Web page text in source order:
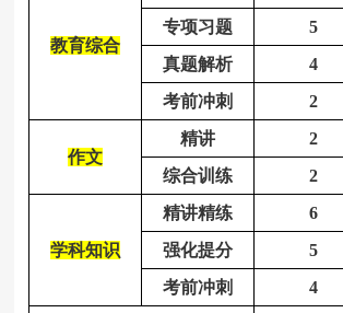
教育综合
专项习题
5
真题解析
4
考前冲刺
2
作文
精讲 2
综合训练
2
学科知识
精讲精练 6
强化提分
5
考前冲刺
4